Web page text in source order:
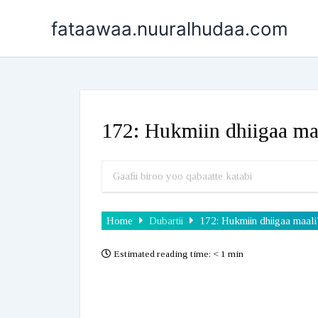
fataawaa.nuuralhudaa.com
172: Hukmiin dhiigaa
Home Dubartii 172: Hukmiin dhiigaa
Estimated reading time: < 1 min